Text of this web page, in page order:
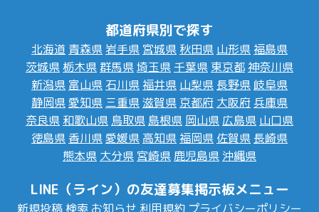
都道府県別で探す
北海道 青森県 岩手県 宮城県 秋田県 山形県福島県
茨城県 栃木県群馬県埼玉県 千葉県 東京都神奈川県
新潟県 富山県 石川県福井県 山梨県 長野県 岐阜県
静岡県愛知県 三重県滋賀県 京都府 大阪府 兵庫県
奈良県 和歌山県 鳥取県 島根県 岡山県 広島県 山口県
徳島県 香川県愛媛県 高知県福岡県 佐賀県 長崎県
熊本県 大分県 宮崎県 鹿児島県 沖縄県
LINE（ライン）の友達募集掲示板メニュー
新規投稿 検索 お知らせ 利用規約 プライバシーポリシー